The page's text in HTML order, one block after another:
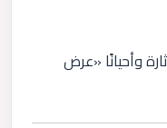
وأحيانًا «عرض